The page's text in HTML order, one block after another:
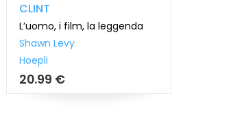
CLINT
L’uomo, i film, la leggenda
Shawn Levy
Hoepli
20.99 €